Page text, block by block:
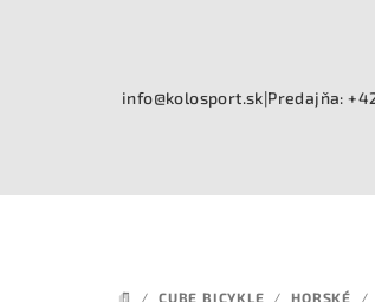
info@kolosport.sk|Predajňa:
/ CUBE BICYKLE / HORSKÉ /